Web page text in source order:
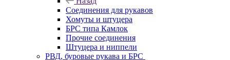
Соединения для рукавов
Хомуты и штуцера
БРС типа Камлок
Прочие соединения
Штуцера и ниппели
РВД, буровые рукава и БРС